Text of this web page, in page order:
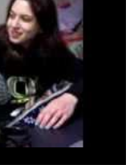
height.
Don’t look at me. Not
I like how they